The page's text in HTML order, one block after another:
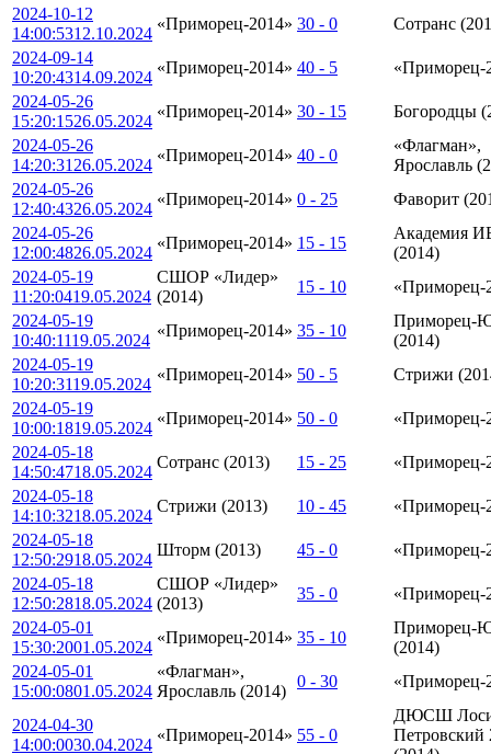
2024-10-12
14:00:5312.10.2024
«Приморец-2014» 30 - 0
Сотранс
2024-09-14
10:20:4314.09.2024
«Приморец-2014» 40 - 5
«Приморец-
2024-05-26
15:20:1526.05.2024
«Приморец-2014» 30 - 15
Богородцы
2024-05-26
14:20:31 26.05.2024
«Приморец-2014» 40 - 0
«Флагман»,
Ярославль
2024-05-26
12:40:4326.05.2024
«Приморец-2014» 0 - 25
Фаворит
2024-05-26
12:00:4826.05.2024
«Приморец-2014» 15 - 15
Академия
(2014)
2024-05-19
11:20:0419.05.2024
СШОР «Лидер»
(2014)
15 - 10
«Приморец-
2024-05-19
10:40:1119.05.2024
«Приморец-2014» 35 - 10
Приморец-
(2014)
2024-05-19
10:20:3119.05.2024
«Приморец-2014» 50 - 5
Стрижи
2024-05-19
10:00:1819.05.2024
«Приморец-2014» 50 - 0
«Приморец-
2024-05-18
14:50:4718.05.2024
Сотранс (2013) 15 - 25
«Приморец-
2024-05-18
14:10:3218.05.2024
Стрижи (2013) 10 - 45
«Приморец-
2024-05-18
12:50:2918.05.2024
Шторм (2013) 45 - 0
«Приморец-
2024-05-18
12:50:2818.05.2024
СШОР «Лидер»
(2013)
35 - 0
«Приморец-
2024-05-01
15:30:2001.05.2024
«Приморец-2014» 35 - 10
Приморец-
(2014)
2024-05-01
15:00:0801.05.2024
«Флагман»,
Ярославль (2014)
0 - 30 «Приморец-
2024-04-30
14:00:0030.04.2024
«Приморец-2014» 55 - 0
ДЮСШ
Петровский